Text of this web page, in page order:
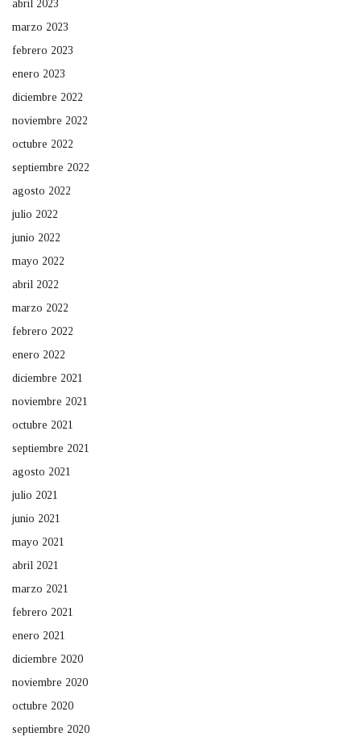
abril 2023
marzo 2023
febrero 2023
enero 2023
diciembre 2022
noviembre 2022
octubre 2022
septiembre 2022
agosto 2022
julio 2022
junio 2022
mayo 2022
abril 2022
marzo 2022
febrero 2022
enero 2022
diciembre 2021
noviembre 2021
octubre 2021
septiembre 2021
agosto 2021
julio 2021
junio 2021
mayo 2021
abril 2021
marzo 2021
febrero 2021
enero 2021
diciembre 2020
noviembre 2020
octubre 2020
septiembre 2020